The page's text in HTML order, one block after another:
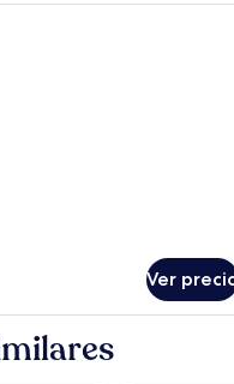
Dos edificios modernos con
Ver